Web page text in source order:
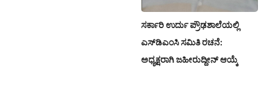
ಸರ್ಕಾರಿ ಉರ್ದು ಪ್ರೌಢಶಾಲೆಯಲ್ಲಿ
ಎಸ್‌ಡಿಎಂಸಿ ಸಮಿತಿ ರಚನೆ:
ಅಧ್ಯಕ್ಷರಾಗಿ ಜಹೀರುದ್ದೀನ್ ಆಯ್ಕೆ